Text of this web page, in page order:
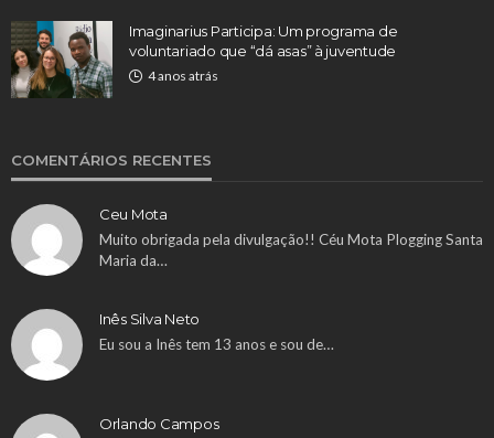
Imaginarius Participa: Um programa de
voluntariado que “dá asas” à juventude
4 anos atrás
COMENTÁRIOS RECENTES
Ceu Mota
Muito obrigada pela divulgação!! Céu Mota Plogging Santa
Maria da…
Inês Silva Neto
Eu sou a Inês tem 13 anos e sou de…
Orlando Campos